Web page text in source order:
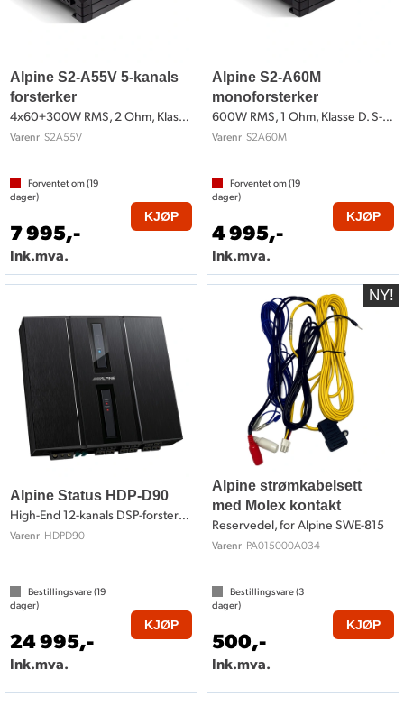
Alpine S2-A55V 5-kanals
forsterker
4x60+300W RMS, 2 Ohm, Klasse-D, Hi-Res
Varenr S2A55V
Forventet om (19
dager)
7 995,-
Ink.mva.
KJØP
Alpine S2-A60M
monoforsterker
600W RMS, 1 Ohm, Klasse D. S-Serie
Varenr S2A60M
Forventet om (19
dager)
4 995,-
Ink.mva.
KJØP
Alpine Status HDP-D90
High-End 12-kanals DSP-forsterker
Varenr HDPD90
Bestillingsvare (19
dager)
24 995,-
Ink.mva.
KJØP
Alpine strømkabelsett
med Molex kontakt
Reservedel, for Alpine SWE-815
Varenr PA015000A034
Bestillingsvare (3
dager)
500,-
Ink.mva.
KJØP